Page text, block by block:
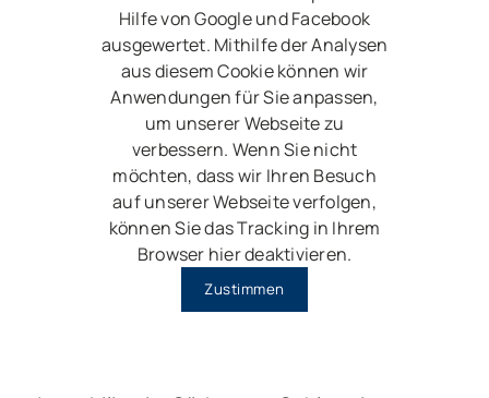
Hilfe von Google und Facebook
ausgewertet. Mithilfe der Analysen
aus diesem Cookie können wir
Anwendungen für Sie anpassen,
um unserer Webseite zu
verbessern. Wenn Sie nicht
möchten, dass wir Ihren Besuch
auf unserer Webseite verfolgen,
können Sie das Tracking in Ihrem
Browser hier deaktivieren.
Zustimmen